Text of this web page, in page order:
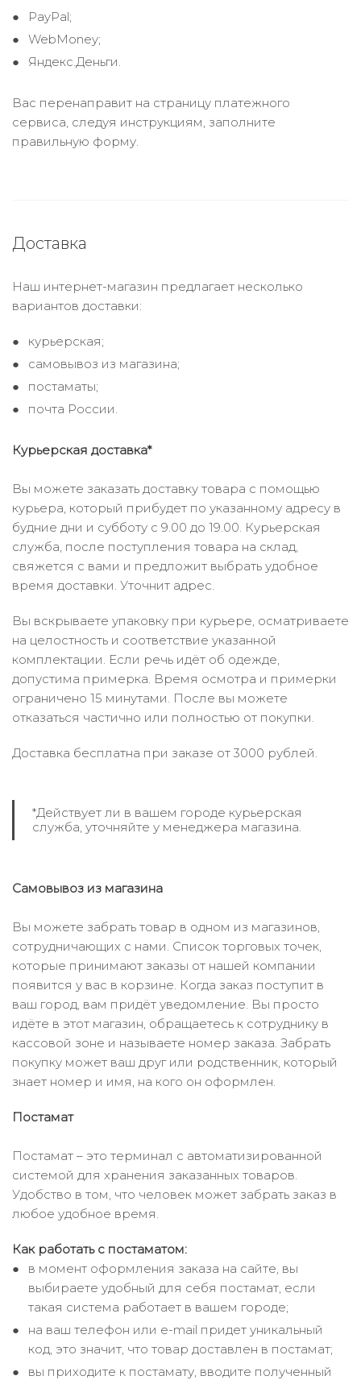
PayPal;
WebMoney;
Яндекс.Деньги.
Вас перенаправит на страницу платежного
сервиса, следуя инструкциям, заполните
правильную форму.
Доставка
Наш интернет-магазин предлагает несколько
вариантов доставки:
курьерская;
самовывоз из магазина;
постаматы;
почта России.
Курьерская доставка*
Вы можете заказать доставку товара с помощью
курьера, который прибудет по указанному адресу в
будние дни и субботу с 9.00 до 19.00. Курьерская
служба, после поступления товара на склад,
свяжется с вами и предложит выбрать удобное
время доставки. Уточнит адрес.
Вы вскрываете упаковку при курьере, осматриваете
на целостность и соответствие указанной
комплектации. Если речь идёт об одежде,
допустима примерка. Время осмотра и примерки
ограничено 15 минутами. После вы можете
отказаться частично или полностью от покупки.
Доставка бесплатна при заказе от 3000 рублей.
*Действует ли в вашем городе курьерская
служба, уточняйте у менеджера магазина.
Самовывоз из магазина
Вы можете забрать товар в одном из магазинов,
сотрудничающих с нами. Список торговых точек,
которые принимают заказы от нашей компании
появится у вас в корзине. Когда заказ поступит в
ваш город, вам придёт уведомление. Вы просто
идёте в этот магазин, обращаетесь к сотруднику в
кассовой зоне и называете номер заказа. Забрать
покупку может ваш друг или родственник, который
знает номер и имя, на кого он оформлен.
Постамат
Постамат – это терминал с автоматизированной
системой для хранения заказанных товаров.
Удобство в том, что человек может забрать заказ в
любое удобное время.
Как работать с постаматом:
в момент оформления заказа на сайте, вы
выбираете удобный для себя постамат, если
такая система работает в вашем городе;
на ваш телефон или e-mail придет уникальный
код, это значит, что товар доставлен в постамат;
вы приходите к постамату, вводите полученный